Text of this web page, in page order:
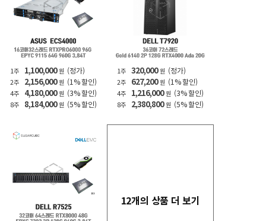
1주 1,100,000 원 (정가)
2주 2,156,000 원 (1% 할인)
4주 4,180,000 원 (3% 할인)
8주 8,184,000 원 (5% 할인)
1주 320,000 원 (정가)
2주 627,200 원 (1% 할인)
4주 1,216,000 원 (3% 할인)
8주 2,380,800 원 (5% 할인)
12개의 상품 더 보기